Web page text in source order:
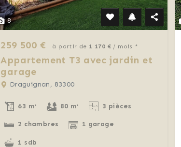
8
259 500 € à partir de 1 170 €/ mois *
Appartement T3 avec jardin et
garage
Draguignan, 83300
63 m² 80 m² 3 pièces
2 chambres 1 garage
1 sdb